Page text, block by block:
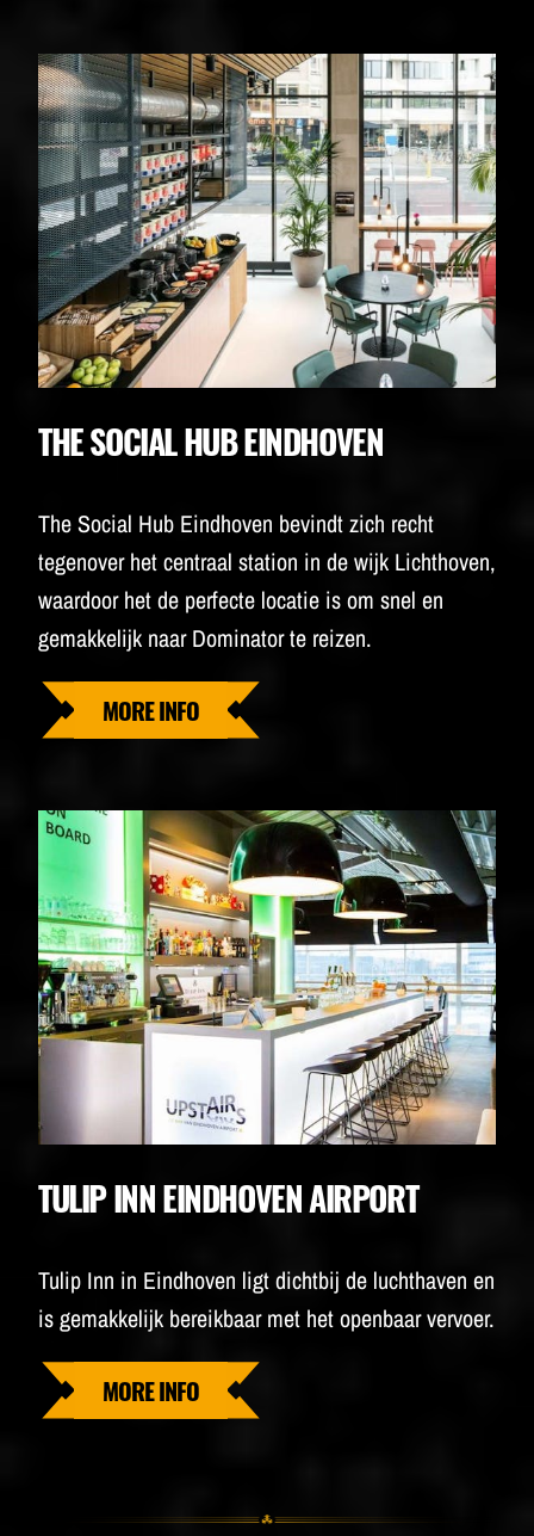
THE SOCIAL HUB EINDHOVEN
The Social Hub Eindhoven bevindt zich recht
tegenover het centraal station in de wijk Lichthoven,
waardoor het de perfecte locatie is om snel en
gemakkelijk naar Dominator te reizen.
MORE INFO
TULIP INN EINDHOVEN AIRPORT
Tulip Inn in Eindhoven ligt dichtbij de luchthaven en
is gemakkelijk bereikbaar met het openbaar vervoer.
MORE INFO